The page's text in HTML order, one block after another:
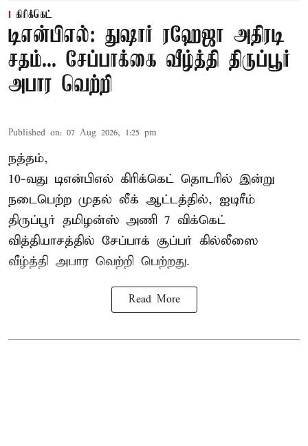
கிரிக்கெட்
டிஎன்பிஎல்: துஷார் ரஹேஜா அதிரடி
சதம்... சேப்பாக்கை வீழ்த்தி திருப்பூர்
அபார வெற்றி
Published on: 07 Aug 2026, 1:25 pm
நத்தம்,
10-வது டிஎன்பிஎல் கிரிக்கெட் தொடரில் இன்று
நடைபெற்ற முதல் லீக் ஆட்டத்தில், ஐடிரீம்
திருப்பூர் தமிழன்ஸ் அணி 7 விக்கெட்
வித்தியாசத்தில் சேப்பாக் சூப்பர் கில்லீஸை
வீழ்த்தி அபார வெற்றி பெற்றது.
Read More